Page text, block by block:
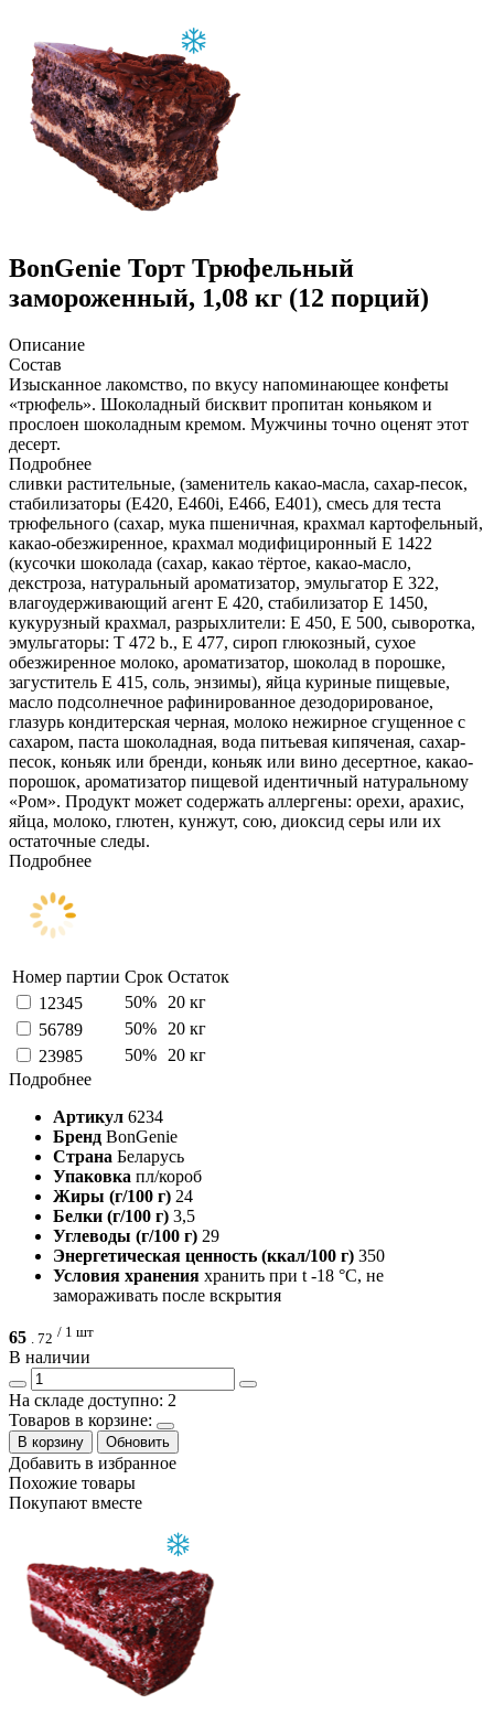
BonGenie Торт Трюфельный
замороженный, 1,08 кг (12 порций)
Описание
Состав
Изысканное лакомство, по вкусу напоминающее конфеты
«трюфель». Шоколадный бисквит пропитан коньяком и
прослоен шоколадным кремом. Мужчины точно оценят этот
десерт.
Подробнее
сливки растительные, (заменитель какао-масла, сахар-песок,
стабилизаторы (Е420, Е460i, Е466, Е401), смесь для теста
трюфельного (сахар, мука пшеничная, крахмал картофельный,
какао-обезжиренное, крахмал модифициронный E 1422
(кусочки шоколада (сахар, какао тёртое, какао-масло,
декстроза, натуральный ароматизатор, эмульгатор Е 322,
влагоудерживающий агент Е 420, стабилизатор Е 1450,
кукурузный крахмал, разрыхлители: Е 450, Е 500, сыворотка,
эмульгаторы: T 472 b., Е 477, сироп глюкозный, сухое
обезжиренное молоко, ароматизатор, шоколад в порошке,
загуститель Е 415, соль, энзимы), яйца куриные пищевые,
масло подсолнечное рафинированное дезодорированое,
глазурь кондитерская черная, молоко нежирное сгущенное с
сахаром, паста шоколадная, вода питьевая кипяченая, сахар-
песок, коньяк или бренди, коньяк или вино десертное, какао-
порошок, ароматизатор пищевой идентичный натуральному
«Ром». Продукт может содержать аллергены: орехи, арахис,
яйца, молоко, глютен, кунжут, сою, диоксид серы или их
остаточные следы.
Подробнее
Номер партии Срок Остаток
12345
50%
20 кг
56789
50%
20 кг
23985
50%
20 кг
Подробнее
Артикул 6234
Бренд BonGenie
Страна Беларусь
Упаковка пл/короб
Жиры (г/100 г) 24
Белки (г/100 г) 3,5
Углеводы (г/100 г) 29
Энергетическая ценность (ккал/100 г) 350
Условия хранения хранить при t -18 °C, не
замораживать после вскрытия
65 . 72 / 1 шт
В наличии
На складе доступно: 2
Товаров в корзине:
В корзину Обновить
Добавить в избранное
Похожие товары
Покупают вместе